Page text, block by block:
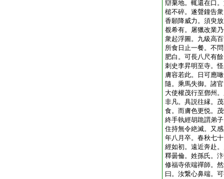
辯棄地。輒還在口
槌不碎。遂聲鐘告
香願降威力。須臾
覩希有。屠獵改業
衆起浮圖。九級高
所食日止一餐。不
肥白。可長八尺有
刺史李昇明至寺。
膚容若此。日可應
隨。乘馬失御。諸
大使權茂行至鄧州
非凡。具説往縁。
食。而膚色更悦。
終手執經胡跪謂弟
住持無令絶滅。又
年八月卒。春秋七
經如初。遠近奔赴
釋曇倫。姓孫氏。
修福寺依端禪師。
曰。汝繋心鼻端。